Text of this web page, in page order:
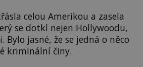
celou Amerikou a zasela
se dotkl nejen Hollywoodu,
Bylo jasné, že se jedná o něco
kriminální činy.